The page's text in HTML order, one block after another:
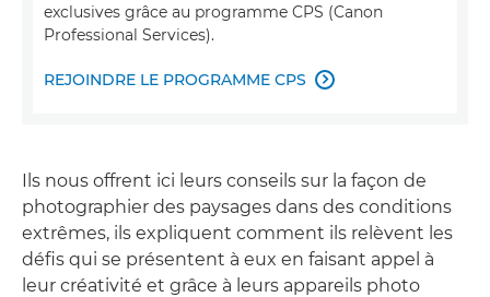
exclusives grâce au programme CPS (Canon
Professional Services).
REJOINDRE LE PROGRAMME CPS 
Ils nous offrent ici leurs conseils sur la façon de
photographier des paysages dans des conditions
extrêmes, ils expliquent comment ils relèvent les
défis qui se présentent à eux en faisant appel à
leur créativité et grâce à leurs appareils photo